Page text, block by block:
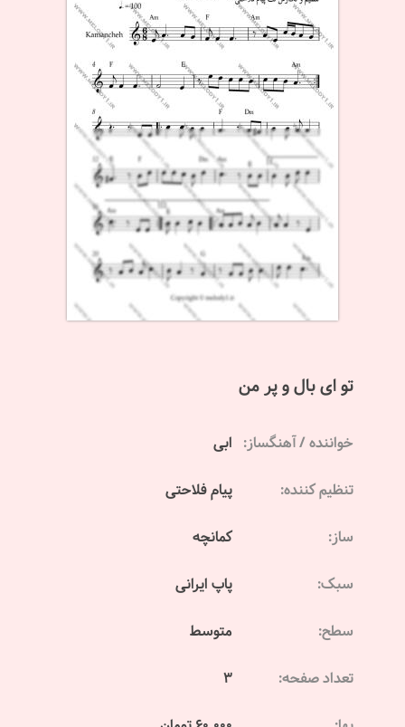
تو ای بال و پر من
خواننده / آهنگساز: ابی
تنظیم کننده: پیام فلاحتی
ساز: کمانچه
سبک: پاپ ایرانی
سطح: متوسط
تعداد صفحه: 3